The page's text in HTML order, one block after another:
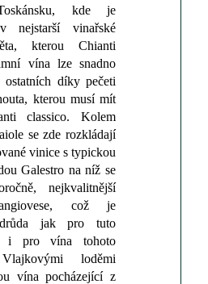
kde je
nejstarší vinařské
kterou Chianti
vína lze snadno
ostatních díky pečeti
kterou musí mít
classico. Kolem
se zde rozkládají
vinice s typickou
Galestro na níž se
nejkvalitnější
což je
jak pro tuto
i pro vína tohoto
loděmi
vína pocházející z